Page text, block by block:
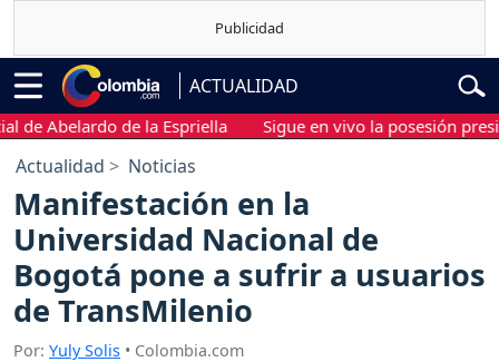
ACTUALIDAD
Abelardo de la Espriella Sigue en vivo la posesión
Actualidad Noticias
Manifestación en la
Universidad Nacional de
Bogotá pone a sufrir a usuarios
de TransMilenio
Por: Yuly Solis • Colombia.com